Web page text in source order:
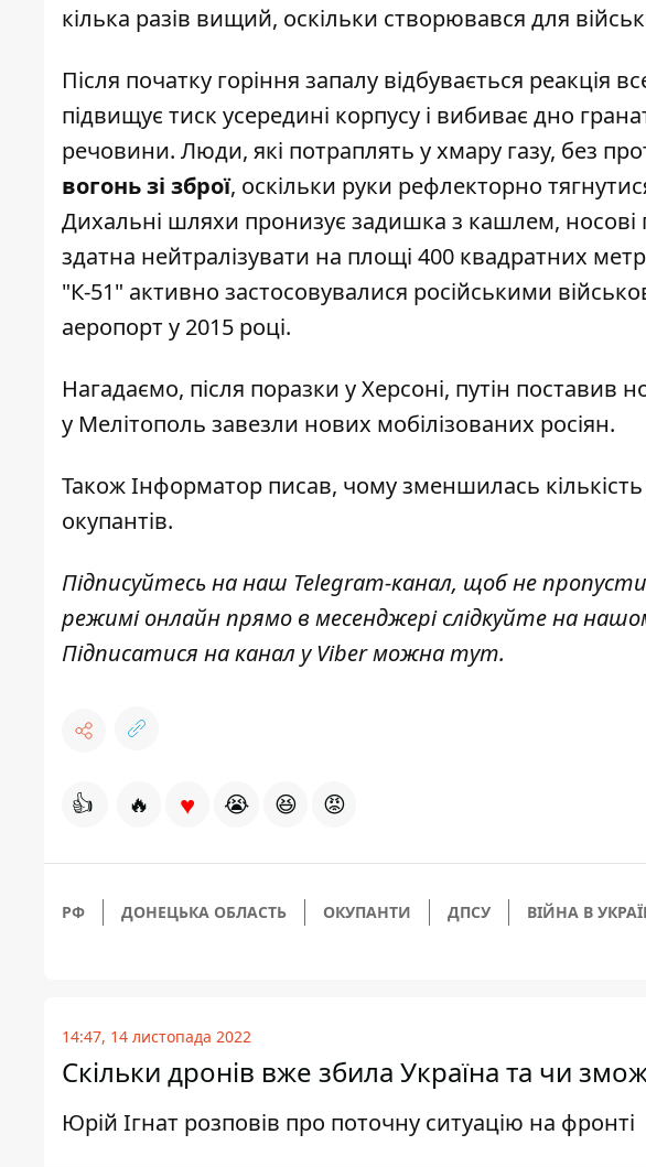
кілька разів вищий, оскільки створювався для
Після початку горіння запалу відбувається реакція
підвищує тиск усередині корпусу і вибиває дно
речовини. Люди, які потраплять у хмару газу, без
вогонь зі зброї, оскільки руки рефлекторно
Дихальні шляхи пронизує задишка з кашлем, носові
здатна нейтралізувати на площі 400 квадратних
"К-51" активно застосовувалися російськими
аеропорт у 2015 році.
Нагадаємо, після поразки у Херсоні, путін поставив
у Мелітополь завезли нових мобілізованих росіян.
ТакожІнформатор писав, чомузменшилась
окупантів.
Підписуйтесь на наш Telegram-канал, щоб не
режимі онлайн прямо в месенджері слідкуйте на
Підписатися на канал у Viber можнатут.
👍 🔥 ♥ 😭 😆 😡
РФ ДОНЕЦЬКА ОБЛАСТЬ ОКУПАНТИ ДПСУ ВІЙНА В
14:47, 14 листопада 2022
Скільки дронів вже збила Україна та чи
Юрій Ігнат розповів про поточну ситуацію на фронті